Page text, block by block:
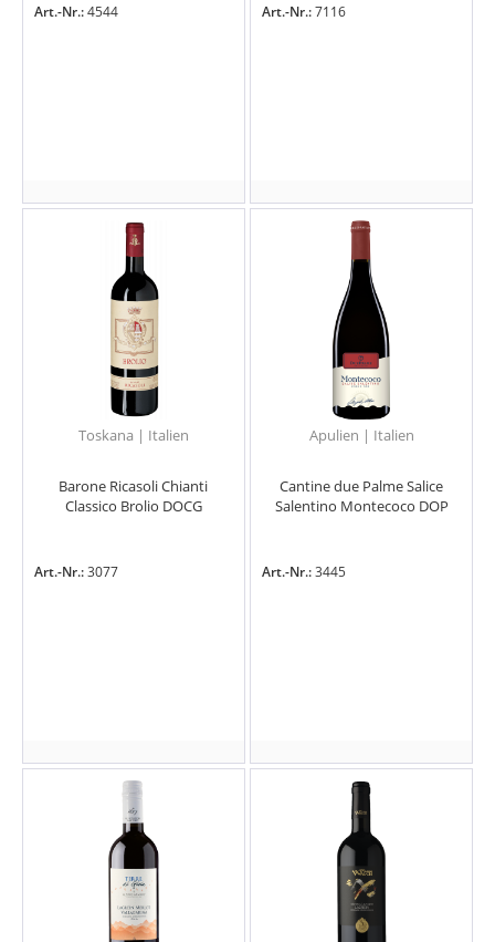
Art.-Nr.:4544 Art.-Nr.:7116
Toskana | Italien
Barone Ricasoli Chianti
Classico Brolio DOCG
Art.-Nr.:3077
Apulien | Italien
Cantine due Palme Salice
Salentino Montecoco DOP
Art.-Nr.:3445